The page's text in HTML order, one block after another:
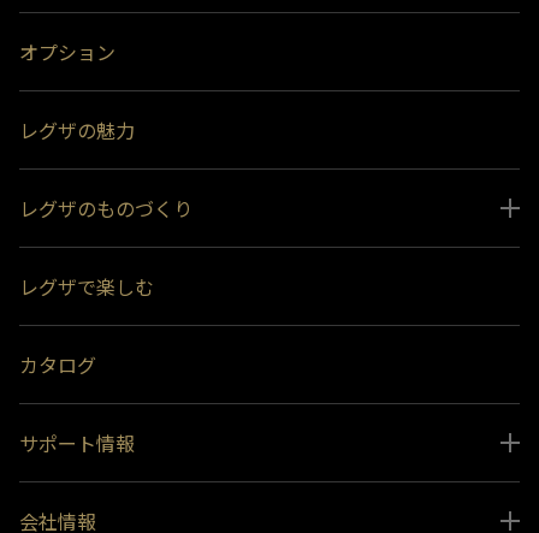
オプション
レグザの魅力
レグザのものづくり
スペシャルコンテンツ
受賞履歴
レグザで楽しむ
カタログ
サポート情報
取扱説明書ダウンロード
会社情報